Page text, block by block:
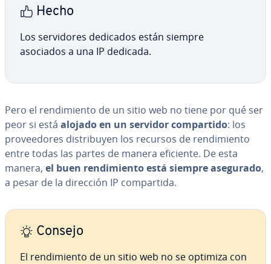
Hecho
Los se­r­vi­do­res dedicados están siempre
asociados a una IP dedicada.
Pero el re­n­di­mie­n­to de un sitio web no tiene por qué ser
peor si está alojado en un servidor co­m­pa­r­ti­do: los
pro­vee­do­res di­s­tri­bu­yen los recursos de re­n­di­mie­n­to
entre todas las partes de manera eficiente. De esta
manera, el buen re­n­di­mie­n­to está siempre asegurado,
a pesar de la dirección IP co­m­pa­r­ti­da.
Consejo
El re­n­di­mie­n­to de un sitio web no se optimiza con